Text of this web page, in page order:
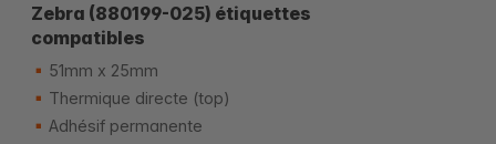
Zebra (880199-025) étiquettes
compatibles
51mm x 25mm
Thermique directe (top)
Adhésif permanente